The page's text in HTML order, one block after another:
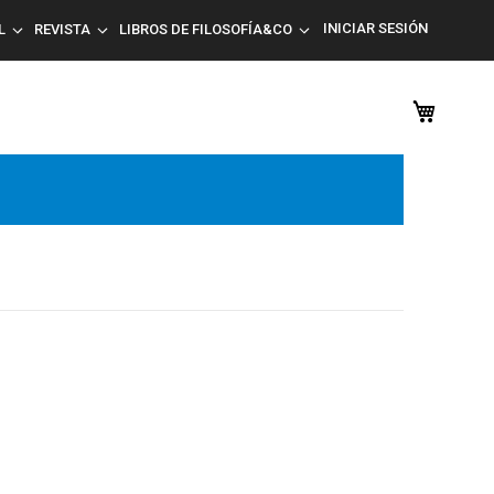
REVISTA LIBROS DE FILOSOFÍA&CO INICIAR SESIÓN